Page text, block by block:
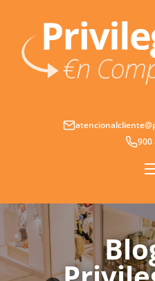
contenido
900